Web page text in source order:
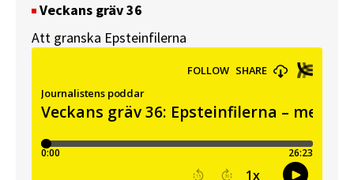
Veckans gräv 36
Att granska Epsteinfilerna